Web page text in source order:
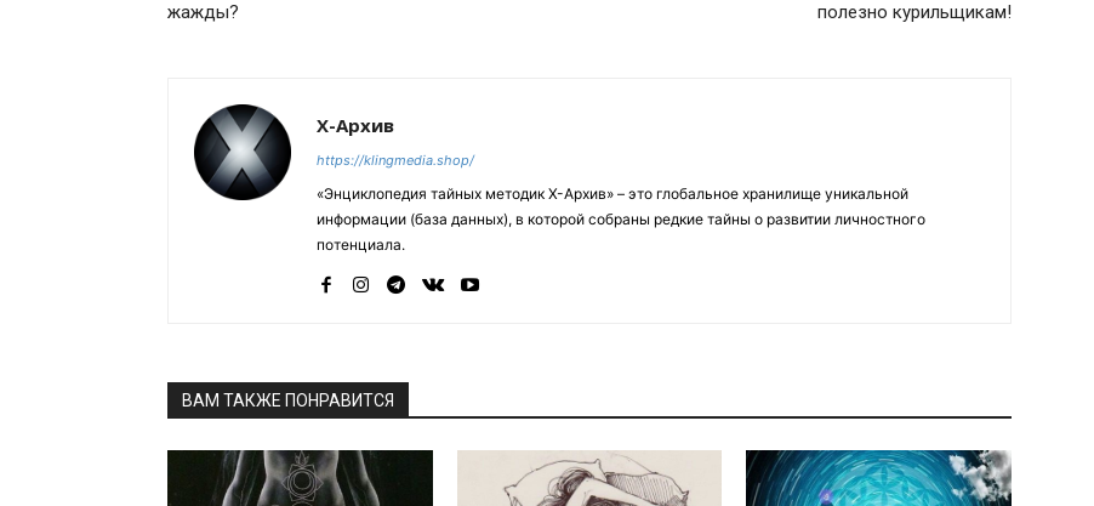
жажды?
полезно курильщикам!
Х-Архив
https://klingmedia.shop/
«Энциклопедия тайных методик Х-Архив» – это глобальное хранилище уникальной
информации (база данных), в которой собраны редкие тайны о развитии личностного
потенциала.
ВАМ ТАКЖЕ ПОНРАВИТСЯ